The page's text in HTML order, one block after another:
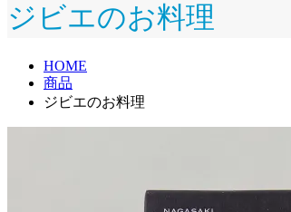
ジビエのお料理
HOME
商品
ジビエのお料理